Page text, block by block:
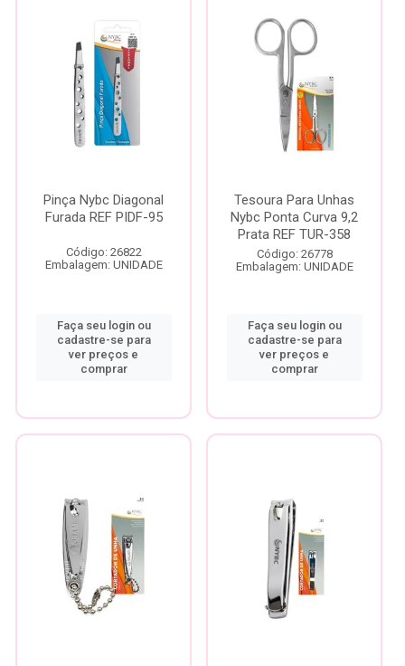
Pinça Nybc Diagonal
Furada REF PIDF-95
Código: 26822
Embalagem: UNIDADE
Faça seu login ou
cadastre-se para
ver preços e
comprar
Tesoura Para Unhas
Nybc Ponta Curva 9,2
Prata REF TUR-358
Código: 26778
Embalagem: UNIDADE
Faça seu login ou
cadastre-se para
ver preços e
comprar